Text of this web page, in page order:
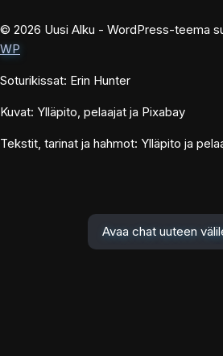
© 2026 Uusi Alku - WordPress-teema
WP
Soturikissat: Erin Hunter
Kuvat: Ylläpito, pelaajat ja Pixabay
Tekstit, tarinat ja hahmot: Ylläpito ja
Avaa chat uuteen